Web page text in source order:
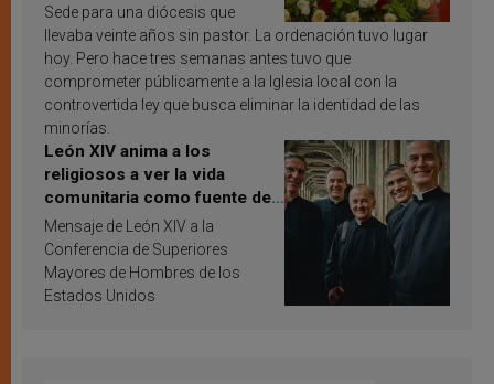
Sede para una diócesis que
llevaba veinte años sin pastor. La ordenación tuvo lugar
hoy. Pero hace tres semanas antes tuvo que
comprometer públicamente a la Iglesia local con la
controvertida ley que busca eliminar la identidad de las
minorías.
León XIV anima a los
religiosos a ver la vida
comunitaria como fuente de
inspiración y santificación
Mensaje de León XIV a la
Conferencia de Superiores
Mayores de Hombres de los
Estados Unidos